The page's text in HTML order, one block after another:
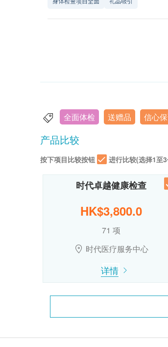
全面体检 送赠品 信心
产品比较
按下项目比较按钮 进行比较(选择1至
时代卓越健康检查
HK$3,800.0
71 项
时代医疗服务中心
详情